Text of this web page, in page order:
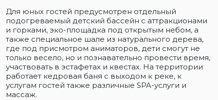
Для юных гостей предусмотрен отдельный
подогреваемый детский бассейн с аттракционами
и горками, эко-площадка под открытым небом, а
также специальное шале из натурального дерева,
где под присмотром аниматоров, дети смогут не
только весело, но и познавательно провести время,
участвовать в эстафетах и квестах. На территории
работает кедровая баня с выходом к реке, к
услугам гостей также различные SPA-услуги и
массаж.